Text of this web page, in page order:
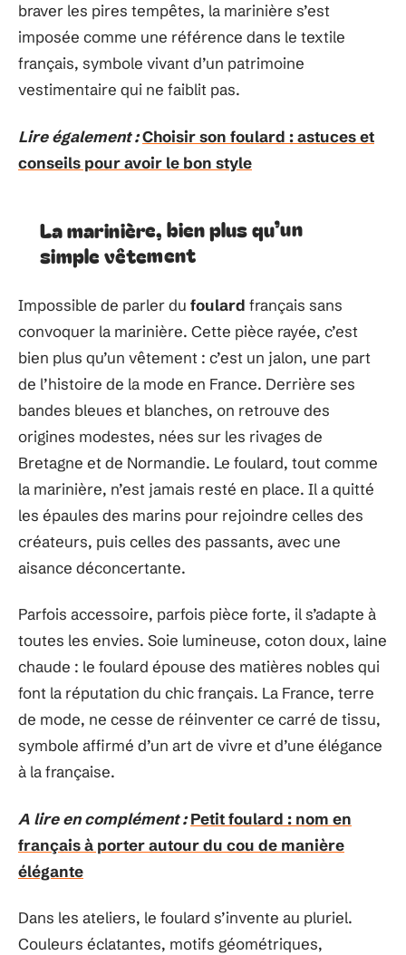
braver les pires tempêtes, la marinière s’est
imposée comme une référence dans le textile
français, symbole vivant d’un patrimoine
vestimentaire qui ne faiblit pas.
Lire également :Choisir son foulard : astuces et
conseils pour avoir le bon style
La marinière, bien plus qu’un
simple vêtement
Impossible de parler du foulard français sans
convoquer la marinière. Cette pièce rayée, c’est
bien plus qu’un vêtement : c’est un jalon, une part
de l’histoire de la mode en France. Derrière ses
bandes bleues et blanches, on retrouve des
origines modestes, nées sur les rivages de
Bretagne et de Normandie. Le foulard, tout comme
la marinière, n’est jamais resté en place. Il a quitté
les épaules des marins pour rejoindre celles des
créateurs, puis celles des passants, avec une
aisance déconcertante.
Parfois accessoire, parfois pièce forte, il s’adapte à
toutes les envies. Soie lumineuse, coton doux, laine
chaude : le foulard épouse des matières nobles qui
font la réputation du chic français. La France, terre
de mode, ne cesse de réinventer ce carré de tissu,
symbole affirmé d’un art de vivre et d’une élégance
à la française.
A lire en complément : Petit foulard : nom en
français à porter autour du cou de manière
élégante
Dans les ateliers, le foulard s’invente au pluriel.
Couleurs éclatantes, motifs géométriques,